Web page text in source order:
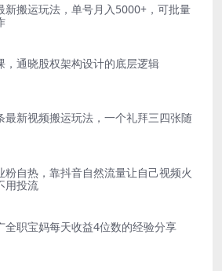
新搬运玩法，单号月入5000+，可批量
，通晓股权架构设计的底层逻辑
最新视频搬运玩法，一个礼拜三四张随
粉自热，靠抖音自然流量让自己视频火
用投流
全职宝妈每天收益4位数的经验分享